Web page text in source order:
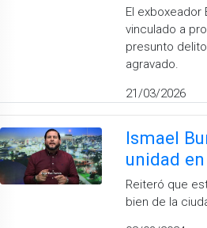
El exboxeador
vinculado a
presunto
agravado.
21/03/2026
Ismael
unidad
Reiteró que
bien de la